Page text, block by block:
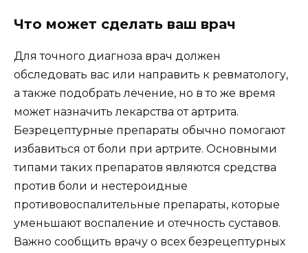
Что может сделать ваш врач
Для точного диагноза врач должен
обследовать вас или направить к ревматологу,
а также подобрать лечение, но в то же время
может назначить лекарства от артрита.
Безрецептурные препараты обычно помогают
избавиться от боли при артрите. Основными
типами таких препаратов являются средства
против боли и нестероидные
противовоспалительные препараты, которые
уменьшают воспаление и отечность суставов.
Важно сообщить врачу о всех безрецептурных